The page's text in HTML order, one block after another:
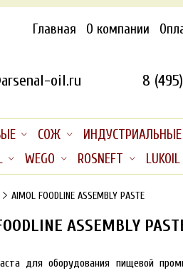
Главная О компании
oil.ru 8
СОЖ ИНДУСТРИАЛЬНЫЕ
WEGO ROSNEFT LUKOIL
AIMOL FOODLINE ASSEMBLY PASTE
ASSEMBLY
для оборудования пищевой